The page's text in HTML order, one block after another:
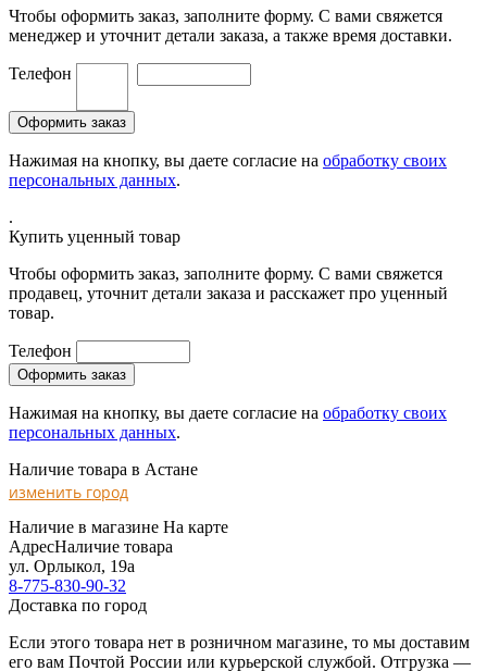
Чтобы оформить заказ, заполните форму. С вами свяжется
менеджер и уточнит детали заказа, а также время доставки.
Телефон
Нажимая на кнопку, вы даете согласие на обработку своих
персональных данных.
.
Купить уценный товар
Чтобы оформить заказ, заполните форму. С вами свяжется
продавец, уточнит детали заказа и расскажет про уценный
товар.
Телефон
Нажимая на кнопку, вы даете согласие на обработку своих
персональных данных.
Наличие товара в Астане
изменить город
Наличие в магазине На карте
АдресНаличие товара
ул. Орлыкол, 19а
8-775-830-90-32
Доставка по город
Если этого товара нет в розничном магазине, то мы доставим
его вам Почтой России или курьерской службой. Отгрузка —